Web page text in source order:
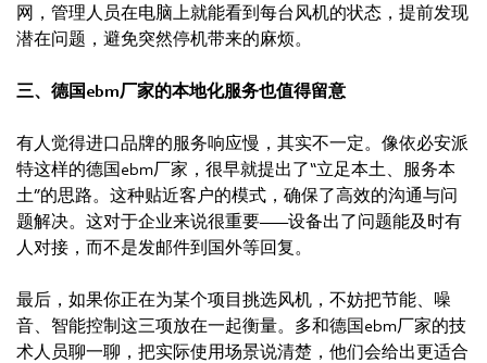
网，管理人员在电脑上就能看到每台风机的状态，提前发现
潜在问题，避免突然停机带来的麻烦。
三、德国ebm厂家的本地化服务也值得留意
有人觉得进口品牌的服务响应慢，其实不一定。像依必安派
特这样的德国ebm厂家，很早就提出了“立足本土、服务本
土”的思路。这种贴近客户的模式，确保了高效的沟通与问
题解决。这对于企业来说很重要——设备出了问题能及时有
人对接，而不是发邮件到国外等回复。
最后，如果你正在为某个项目挑选风机，不妨把节能、噪
音、智能控制这三项放在一起衡量。多和德国ebm厂家的技
术人员聊一聊，把实际使用场景说清楚，他们会给出更适合